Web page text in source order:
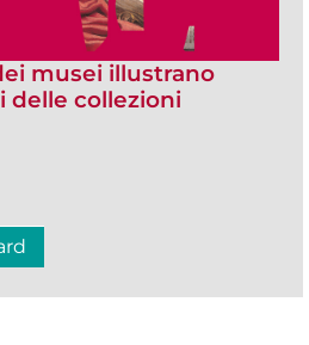
musei illustrano
delle collezioni